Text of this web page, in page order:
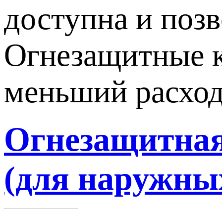
доступна и
Огнезащитные
меньший
(для